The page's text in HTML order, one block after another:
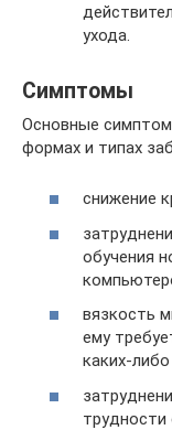
ухода.
Симптомы
Основные
формах и типах
снижение
обучения
вязкость
ему
каких-
трудности